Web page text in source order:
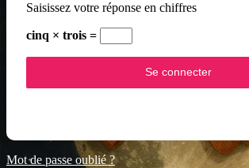
Saisissez votre réponse en chiffres
cinq × trois =
Mot de passe oublié ?